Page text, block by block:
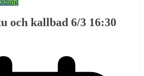
och kallbad 6/3 16:30